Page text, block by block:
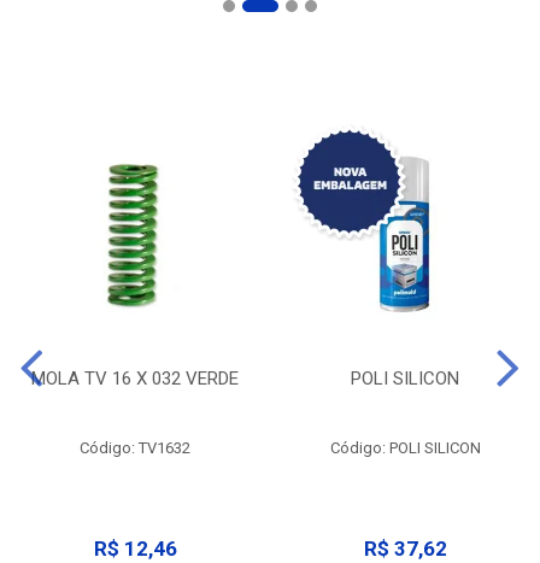
MOLA TV 16 X 032 VERDE
Código: TV1632
R$ 12,46
POLI SILICON
Código: POLI SILICON
R$ 37,62